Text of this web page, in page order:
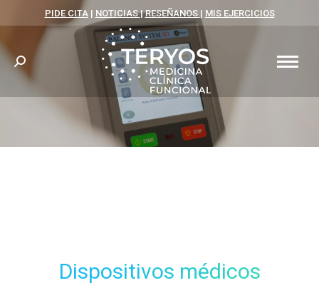
PIDE CITA| NOTICIAS|RESEÑANOS | MIS EJERCICIOS
Search:
You are here:
Dispositivos médicos